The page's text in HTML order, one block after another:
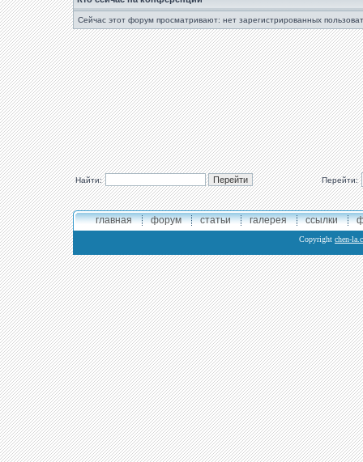
Сейчас этот форум просматривают: нет зарегистрированных
Найти: Перейти:
главная форум статьи галерея ссылки
Copyright chen-